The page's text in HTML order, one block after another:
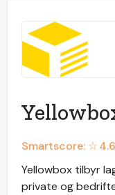
Smartscore: ☆4.6
Yellowbox tilbyr
private og